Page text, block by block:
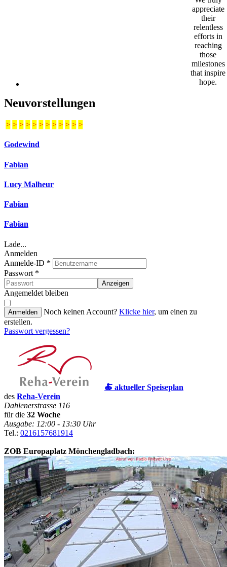
appreciate
their
relentless
efforts in
reaching
those
milestones
that inspire
hope.
Neuvorstellungen
> > > > > > > > > > > >
Godewind
Fabian
Lucy Malheur
Fabian
Fabian
Lade...
Anmelden
Anmelde-ID *
Passwort *
Anzeigen
Angemeldet bleiben
Anmelden Noch keinen Account? Klicke hier, um einen zu
erstellen.
Passwort vergessen?
🍝 aktueller Speiseplan
des Reha-Verein
Dahlenerstrasse 116
für die 32 Woche
Ausgabe: 12:00 - 13:30 Uhr
Tel.: 0216157681914
ZOB Europaplatz Mönchengladbach: